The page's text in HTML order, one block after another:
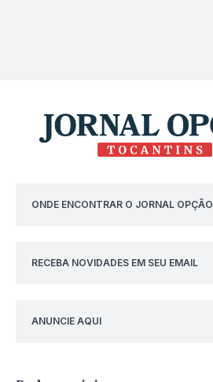
ONDE ENCONTRAR O JORNAL OPÇÃO
RECEBA NOVIDADES EM SEU EMAIL
ANUNCIE AQUI